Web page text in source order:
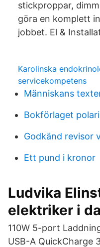
stickproppar,
göra en komplett
jobbet. El &
Karolinska
servicekompetens
Människans
Bokförlaget
Godkänd revisor
Ett pund i kronor
Ludvika
elektriker i
110W 5-port
USB-A QuickCharge